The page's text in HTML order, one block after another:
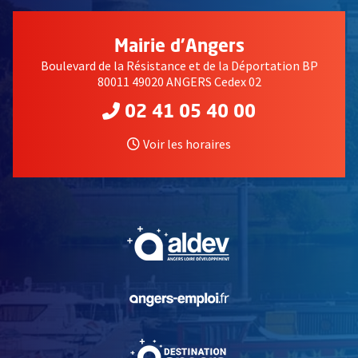
Mairie d'Angers
Boulevard de la Résistance et de la Déportation BP
80011 49020 ANGERS Cedex 02
02 41 05 40 00
Voir les horaires
, Ouvre une nouvelle